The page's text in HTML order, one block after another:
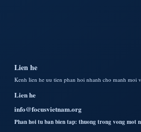
Lien he
Kenh lien he uu tien phan hoi nhanh cho manh moi
Lien he
info@focusvietnam.org
Phan hoi tu ban bien tap: thuong trong vong mot